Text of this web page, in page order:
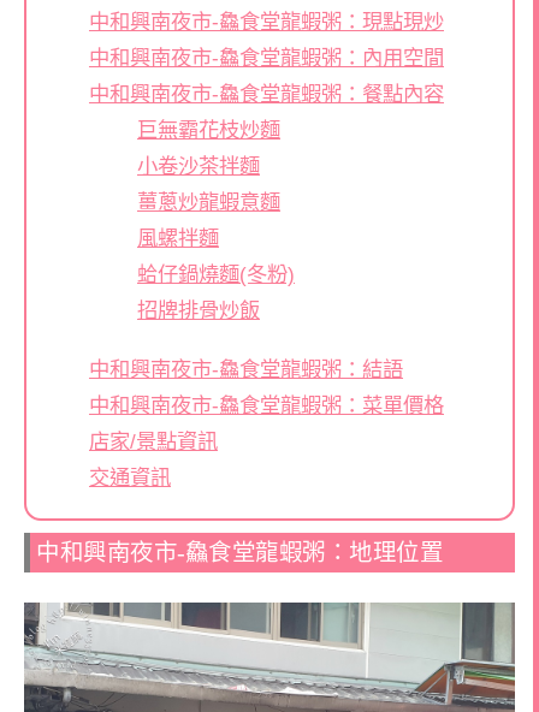
中和興南夜市-鱻食堂龍蝦粥：現點現炒
中和興南夜市-鱻食堂龍蝦粥：內用空間
中和興南夜市-鱻食堂龍蝦粥：餐點內容
巨無霸花枝炒麵
小卷沙茶拌麵
薑蔥炒龍蝦意麵
風螺拌麵
蛤仔鍋燒麵(冬粉)
招牌排骨炒飯
中和興南夜市-鱻食堂龍蝦粥：結語
中和興南夜市-鱻食堂龍蝦粥：菜單價格
店家/景點資訊
交通資訊
中和興南夜市-鱻食堂龍蝦粥：地理位置